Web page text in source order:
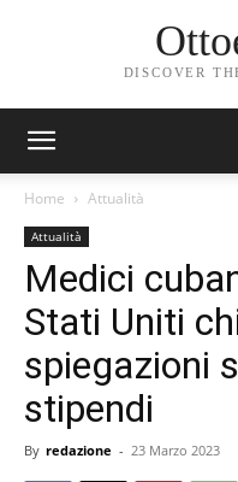
DISCOVER
Home Attualità
Attualità
Medici
Stati Uniti
spiegazioni
stipendi
By redazione - 23 Marzo 2023